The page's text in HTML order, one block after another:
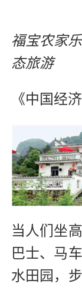
福宝农家
态旅游
《中国经
当人们坐
巴士、马
水田园，